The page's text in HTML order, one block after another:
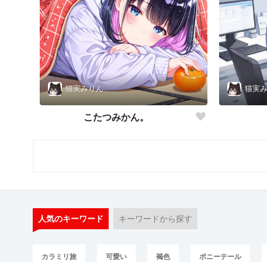
猫実みりん
こたつみかん。
猫実
人気のキーワード キーワードから探す
カラミリ旅 可愛い 褐色 ポニーテール